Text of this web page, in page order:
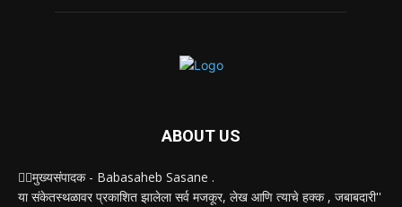
ABOUT US
✍🏻मुख्यसंपादक - Babasaheb Sasane .
या संकेतस्थळावर प्रकाशित झालेला सर्व मजकूर, लेख आणि त्याचे हक्क , जबाबदारी''